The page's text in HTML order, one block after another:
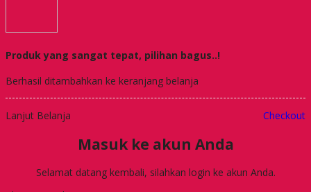
Produk yang sangat tepat, pilihan bagus..!
Berhasil ditambahkan ke keranjang belanja
Lanjut Belanja Checkout
Masuk ke akun Anda
Selamat datang kembali, silahkan login ke akun Anda.